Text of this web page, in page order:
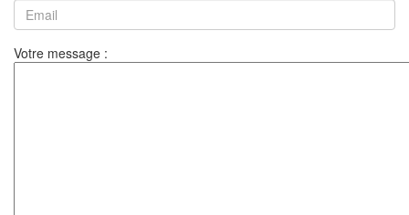
Votre message :